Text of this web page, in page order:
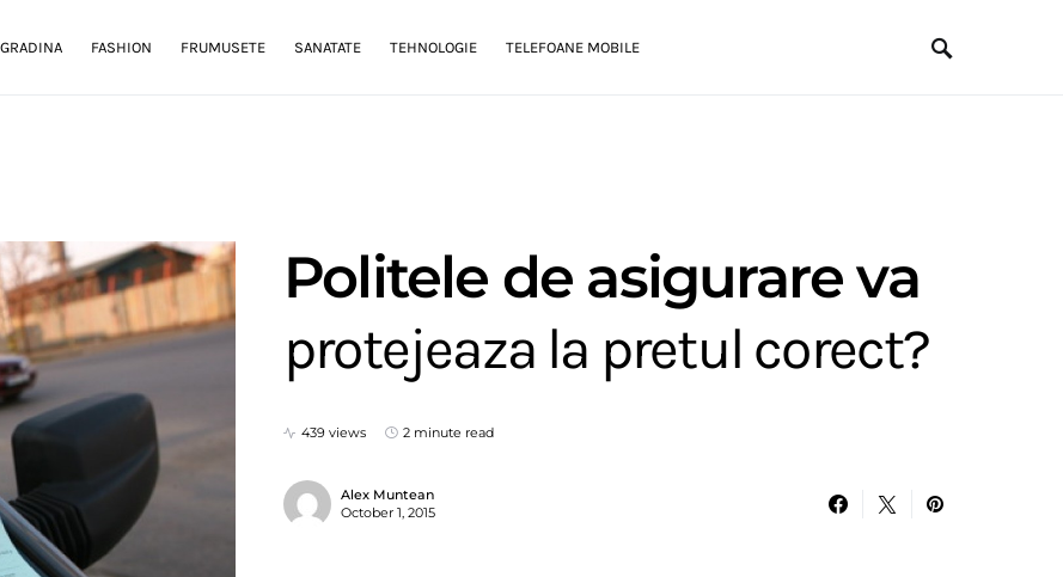
FASHION FRUMUSETE SANATATE TEHNOLOGIE TELEFOANE MOBILE
Politele de asigurare va
protejeaza la pretul corect?
439 views 2 minute read
Alex Muntean
October 1, 2015